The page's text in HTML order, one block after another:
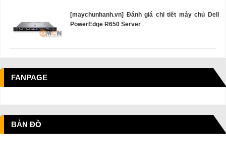
[maychunhanh.vn] Đánh giá chi tiết máy chủ Dell
PowerEdge R650 Server
FANPAGE
BẢN ĐỒ